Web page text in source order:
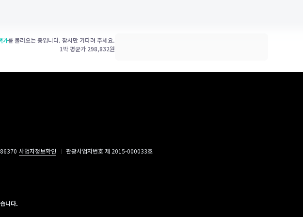
가를 불러오는 중입니다. 잠시만 기다려 주세요.
1박 평균가 298,832원
사업자정보확인
관광사업자번호 제 2015-000033호
니다.